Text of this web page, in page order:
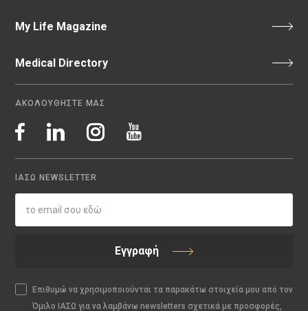
My Life Magazine
Medical Directory
ΑΚΟΛΟΥΘΗΣΤΕ ΜΑΣ
ΙΑΣΩ NEWSLETTER
Εγγραφή
Επιθυμώ να χρησιμοποιούνται τα παρακάτω στοιχεία μου από τον
Όμιλο ΙΑΣΩ για να λαμβάνω newsletters σχετικά με προσφορές,